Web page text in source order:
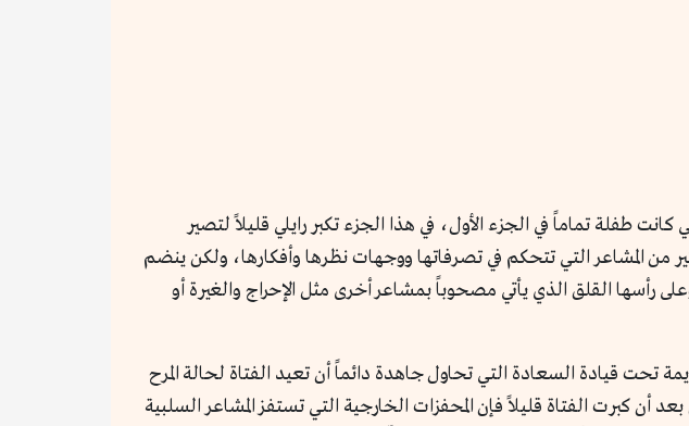
طفلة تماماً في الجزء الأول، في هذا الجزء تكبر رايلي قليلاً لتصير
من المشاعر التي تتحكم في تصرفاتها ووجهات نظرها وأفكارها، ولكن ينضم
رأسها القلق الذي يأتي مصحوباً بمشاعر أخرى مثل الإحراج والغيرة أو
تحت قيادة السعادة التي تحاول جاهدة دائماً أن تعيد الفتاة لحالة المرح
أن كبرت الفتاة قليلاً فإن المحفزات الخارجية التي تستفز المشاعر السلبية